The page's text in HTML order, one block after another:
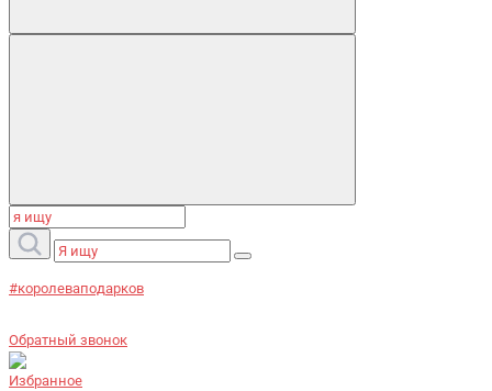
#королеваподарков
Обратный звонок
Избранное